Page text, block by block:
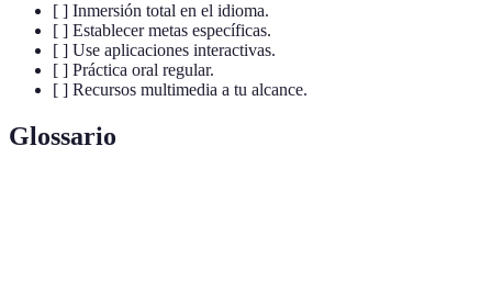
[ ] Inmersión total en el idioma.
[ ] Establecer metas específicas.
[ ] Use aplicaciones interactivas.
[ ] Práctica oral regular.
[ ] Recursos multimedia a tu alcance.
Glossario